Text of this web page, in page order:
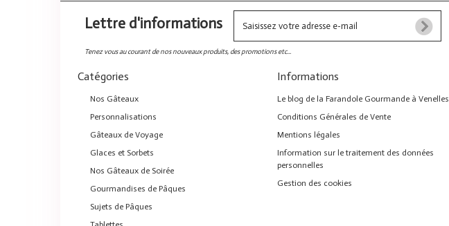
Lettre d'informations
Tenez vous au courant de nos nouveaux produits, des promotions etc...
Catégories
Nos Gâteaux
Personnalisations
Gâteaux de Voyage
Glaces et Sorbets
Nos Gâteaux de Soirée
Gourmandises de Pâques
Sujets de Pâques
Informations
Le blog de la Farandole Gourmande à Venelles
Conditions Générales de Vente
Mentions légales
Information sur le traitement des données
personnelles
Gestion des cookies